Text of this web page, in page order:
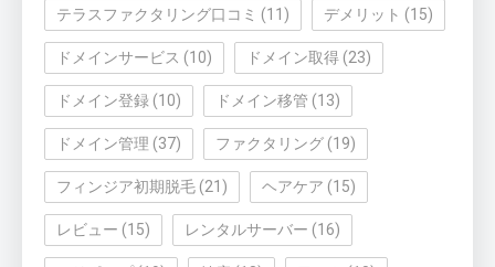
テラスファクタリング口コミ (11) デメリット (15)
ドメインサービス (10) ドメイン取得 (23)
ドメイン登録 (10) ドメイン移管 (13)
ドメイン管理 (37) ファクタリング (19)
フィンジア初期脱毛 (21) ヘアケア (15)
レビュー (15) レンタルサーバー (16)